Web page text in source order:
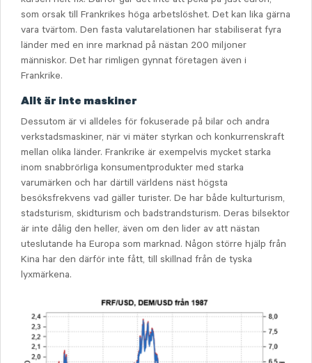
som orsak till Frankrikes höga arbetslöshet. Det kan lika gärna
vara tvärtom. Den fasta valutarelationen har stabiliserat fyra
länder med en inre marknad på nästan 200 miljoner
människor. Det har rimligen gynnat företagen även i
Frankrike.
Allt är inte maskiner
Dessutom är vi alldeles för fokuserade på bilar och andra
verkstadsmaskiner, när vi mäter styrkan och konkurrenskraft
mellan olika länder. Frankrike är exempelvis mycket starka
inom snabbrörliga konsumentprodukter med starka
varumärken och har därtill världens näst högsta
besöksfrekvens vad gäller turister. De har både kulturturism,
stadsturism, skidturism och badstrandsturism. Deras bilsektor
är inte dålig den heller, även om den lider av att nästan
uteslutande ha Europa som marknad. Någon större hjälp från
Kina har den därför inte fått, till skillnad från de tyska
lyxmärkena.